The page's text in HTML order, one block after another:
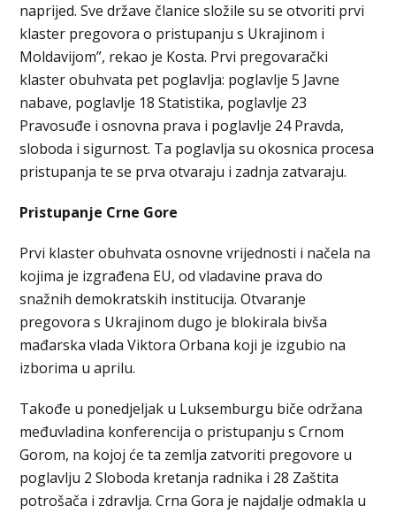
naprijed. Sve države članice složile su se otvoriti prvi
klaster pregovora o pristupanju s Ukrajinom i
Moldavijom”, rekao je Kosta. Prvi pregovarački
klaster obuhvata pet poglavlja: poglavlje 5 Javne
nabave, poglavlje 18 Statistika, poglavlje 23
Pravosuđe i osnovna prava i poglavlje 24 Pravda,
sloboda i sigurnost. Ta poglavlja su okosnica procesa
pristupanja te se prva otvaraju i zadnja zatvaraju.
Pristupanje Crne Gore
Prvi klaster obuhvata osnovne vrijednosti i načela na
kojima je izgrađena EU, od vladavine prava do
snažnih demokratskih institucija. Otvaranje
pregovora s Ukrajinom dugo je blokirala bivša
mađarska vlada Viktora Orbana koji je izgubio na
izborima u aprilu.
Takođe u ponedjeljak u Luksemburgu biče održana
međuvladina konferencija o pristupanju s Crnom
Gorom, na kojoj će ta zemlja zatvoriti pregovore u
poglavlju 2 Sloboda kretanja radnika i 28 Zaštita
potrošača i zdravlja. Crna Gora je najdalje odmakla u